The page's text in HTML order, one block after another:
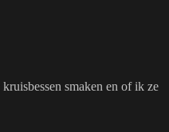
smaken en of ik ze